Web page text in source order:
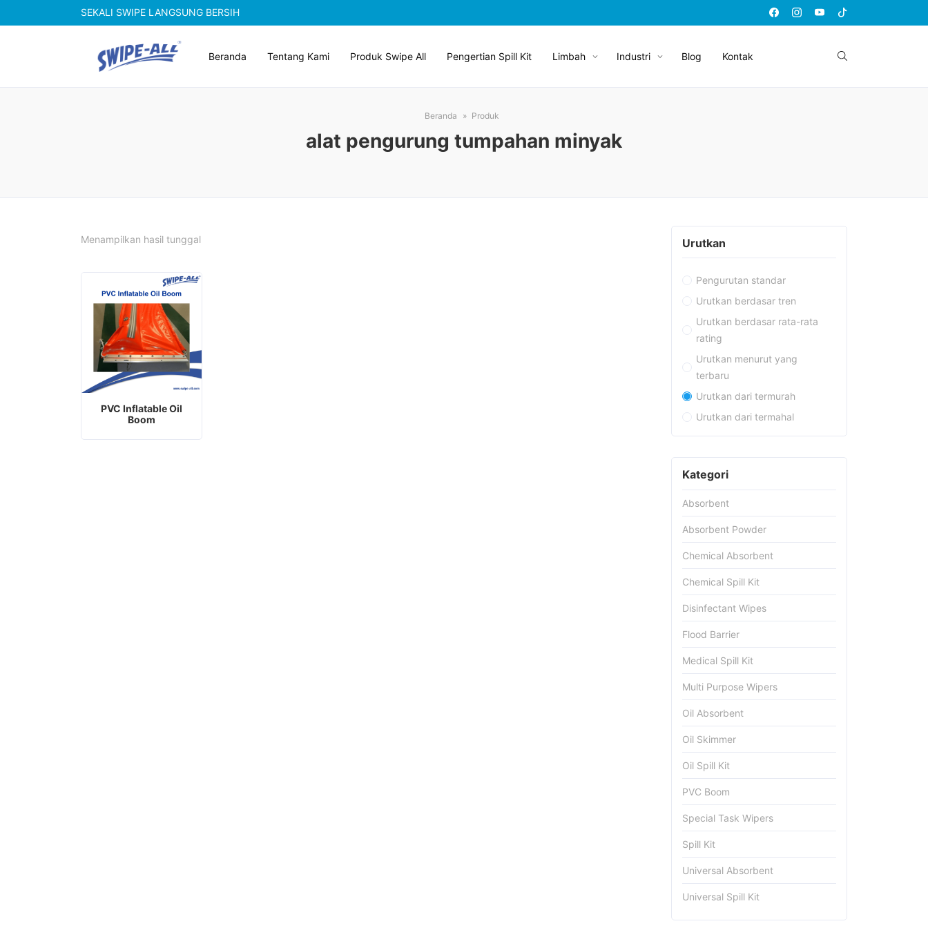
SEKALI SWIPE LANGSUNG BERSIH
Beranda Tentang Kami Produk Swipe All Pengertian Spill Kit Limbah Industri Blog Kontak
Beranda Produk
alat pengurung tumpahan minyak
Menampilkan hasil tunggal
PVC Inflatable Oil
Boom
Urutkan
Pengurutan standar
Urutkan berdasar tren
Urutkan berdasar rata-rata
rating
Urutkan menurut yang
terbaru
Urutkan dari termurah
Urutkan dari termahal
Kategori
Absorbent
Absorbent Powder
Chemical Absorbent
Chemical Spill Kit
Disinfectant Wipes
Flood Barrier
Medical Spill Kit
Multi Purpose Wipers
Oil Absorbent
Oil Skimmer
Oil Spill Kit
PVC Boom
Special Task Wipers
Spill Kit
Universal Absorbent
Universal Spill Kit